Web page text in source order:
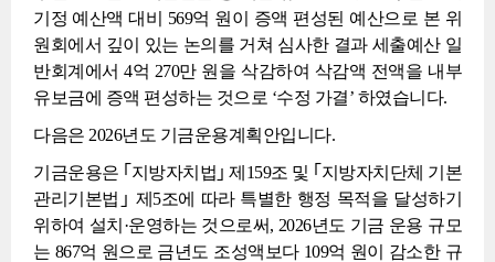
기정 예산액 대비 569억 원이 증액 편성된 예산으로 본 위
원회에서 깊이 있는 논의를 거쳐 심사한 결과 세출예산 일
반회계에서 4억 270만 원을 삭감하여 삭감액 전액을 내부
유보금에 증액 편성하는 것으로 ‘수정 가결’ 하였습니다.
다음은 2026년도 기금운용계획안입니다.
기금운용은 ｢지방자치법｣ 제159조 및 ｢지방자치단체 기본
관리기본법｣ 제5조에 따라 특별한 행정 목적을 달성하기
위하여 설치·운영하는 것으로써, 2026년도 기금 운용 규모
는 867억 원으로 금년도 조성액보다 109억 원이 감소한 규